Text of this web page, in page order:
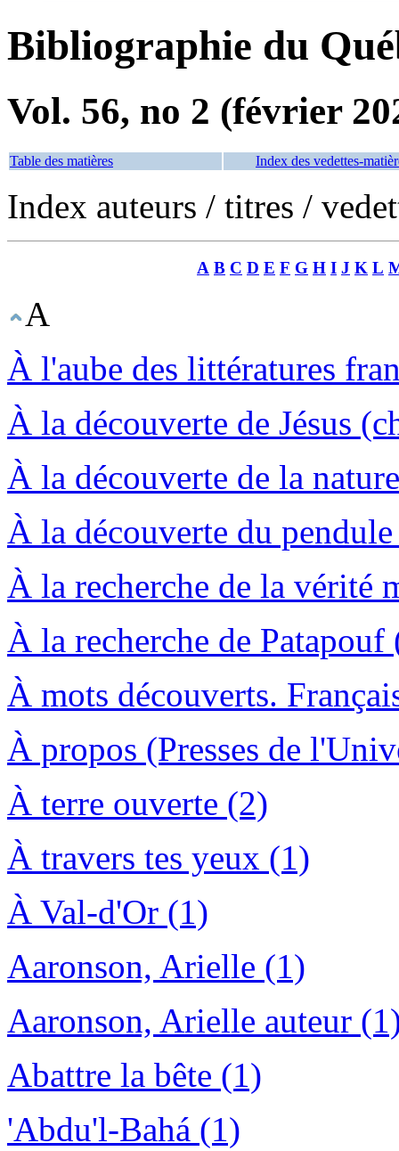
Bibliographie du
Vol. 56, no 2 (février
Table des matières Index des vedettes-
Index auteurs / titres /
A B C D E F G H I J K L
A
À l'aube des littératures
À la découverte de Jésus
À la découverte de la
À la découverte du
À la recherche de la vérité
À la recherche de Patapouf
À mots découverts.
À propos (Presses de
À terre ouverte (2)
À travers tes yeux (1)
À Val-d'Or (1)
Aaronson, Arielle (1)
Aaronson, Arielle auteur
Abattre la bête (1)
'Abdu'l-Bahá (1)